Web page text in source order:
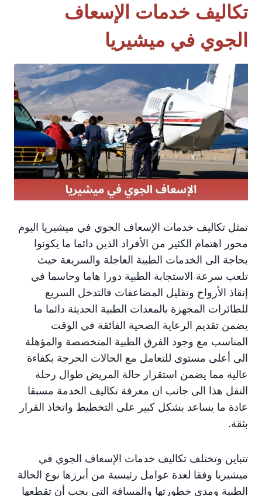
تكاليف خدمات الإسعاف
الجوي في ميشيريا
تمثل تكاليف خدمات الإسعاف الجوي في ميشيريا اليوم
محور اهتمام الكثير من الأفراد الذين دائما ما يكونوا
بحاجة الى الخدمات الطبية العاجلة والسريعة حيث
تلعب سرعة الاستجابة الطبية دورا هاما وحاسما في
إنقاذ الأرواح وتقليل المضاعفات فالتدخل السريع
للطائرات المجهزة بالمعدات الطبية الحديثة دائما ما
يضمن تقديم الرعاية الصحية الفائقة في الوقت
المناسب مع وجود الفرق الطبية المتخصصة والمؤهلة
الى أعلى مستوى للتعامل مع الحالات الحرجة بكفاءة
عالية مما يضمن استقرار حالة المريض طوال رحلة
النقل هذا الى جانب ان معرفة تكاليف الخدمة مسبقا
عادة ما يساعد بشكل كبير على التخطيط واتخاذ القرار
بثقة.
تتباين وتختلف تكاليف خدمات الإسعاف الجوي في
ميشيريا وفقا لعدة عوامل رئيسية من أبرزها نوع الحالة
الطبية ومدى خطورتها والمسافة التي يجب أن تقطعها